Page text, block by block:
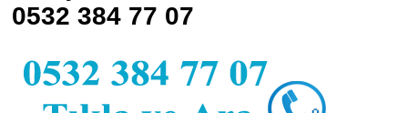
0532 384 77 07